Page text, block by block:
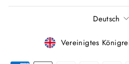
Deutsch
WÄHRUNG
Vereinigtes